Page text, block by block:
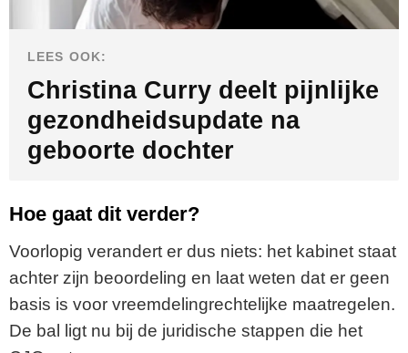
LEES OOK:
Christina Curry deelt pijnlijke
gezondheidsupdate na
geboorte dochter
Hoe gaat dit verder?
Voorlopig verandert er dus niets: het kabinet staat
achter zijn beoordeling en laat weten dat er geen
basis is voor vreemdelingrechtelijke maatregelen.
De bal ligt nu bij de juridische stappen die het